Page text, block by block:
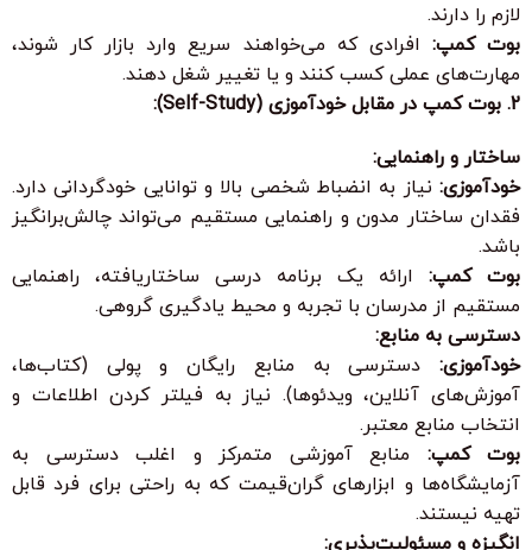
لازم را دارند.
بوت کمپ: افرادی که می‌خواهند سریع وارد بازار کار شوند،
مهارت‌های عملی کسب کنند و یا تغییر شغل دهند.
2. بوت کمپ در مقابل خودآموزی (Self-Study):
ساختار و راهنمایی:
خودآموزی: نیاز به انضباط شخصی بالا و توانایی خودگردانی دارد.
فقدان ساختار مدون و راهنمایی مستقیم می‌تواند چالش‌برانگیز
باشد.
بوت کمپ: ارائه یک برنامه درسی ساختاریافته، راهنمایی
مستقیم از مدرسان با تجربه و محیط یادگیری گروهی.
دسترسی به منابع:
خودآموزی: دسترسی به منابع رایگان و پولی (کتاب‌ها،
آموزش‌های آنلاین، ویدئوها). نیاز به فیلتر کردن اطلاعات و
انتخاب منابع معتبر.
بوت کمپ: منابع آموزشی متمرکز و اغلب دسترسی به
آزمایشگاه‌ها و ابزارهای گران‌قیمت که به راحتی برای فرد قابل
تهیه نیستند.
انگیزه و مسئولیت‌پذیری: